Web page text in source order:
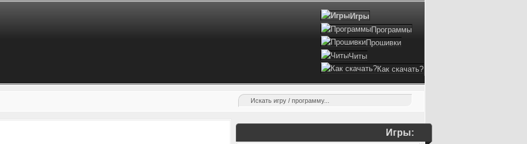
Игры
Программы
Прошивки
Читы
Как скачать?
Игры: